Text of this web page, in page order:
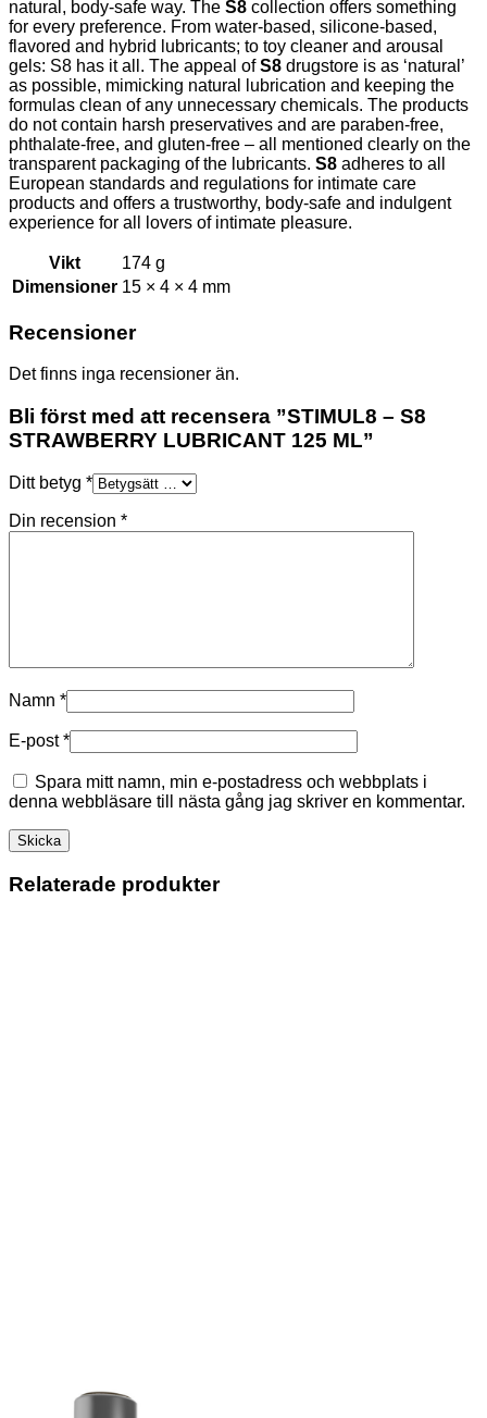
natural, body-safe way. The S8 collection offers something
for every preference. From water-based, silicone-based,
flavored and hybrid lubricants; to toy cleaner and arousal
gels: S8 has it all. The appeal ofS8 drugstore is as ‘natural’
as possible, mimicking natural lubrication and keeping the
formulas clean of any unnecessary chemicals. The products
do not contain harsh preservatives and are paraben-free,
phthalate-free, and gluten-free – all mentioned clearly on the
transparent packaging of the lubricants. S8 adheres to all
European standards and regulations for intimate care
products and offers a trustworthy, body-safe and indulgent
experience for all lovers of intimate pleasure.
Vikt
174 g
Dimensioner 15 × 4 × 4 mm
Recensioner
Det finns inga recensioner än.
Bli först med att recensera ”STIMUL8 – S8
STRAWBERRY LUBRICANT 125 ML”
Ditt betyg *
Din recension *
Namn *
E-post*
Spara mitt namn, min e-postadress och webbplats i
denna webbläsare till nästa gång jag skriver en kommentar.
Relaterade produkter